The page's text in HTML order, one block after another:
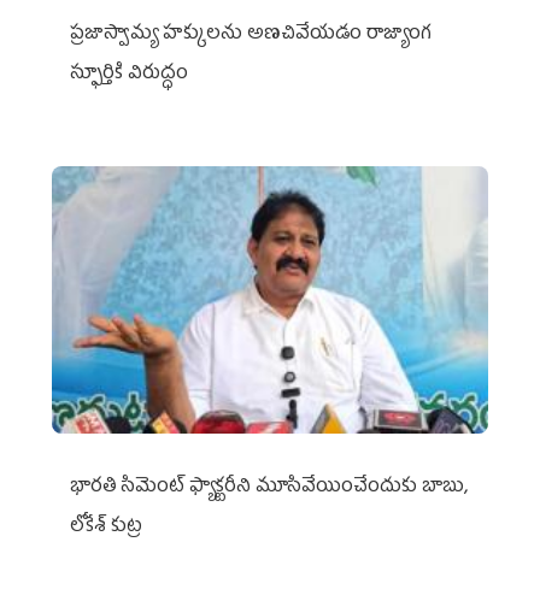
ప్రజాస్వామ్య హక్కులను అణచివేయడం రాజ్యాంగ
స్ఫూర్తికి విరుద్ధం
భారతి సిమెంట్ ఫ్యాక్టరీని మూసివేయించేందుకు బాబు,
లోకేశ్ కుట్ర